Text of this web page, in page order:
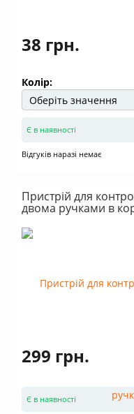
38 грн.
Колір:
Є в наявності
Відгуків наразі немає
Пристрій для
двома ручками в
299 грн.
Є в наявності